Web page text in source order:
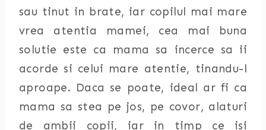
sau tinut in brate, iar copilul mai mare
vrea atentia mamei, cea mai buna
solutie este ca mama sa incerce sa ii
acorde si celui mare atentie, tinandu-l
aproape. Daca se poate, ideal ar fi ca
mama sa stea pe jos, pe covor, alaturi
de ambii copii, iar in timp ce isi